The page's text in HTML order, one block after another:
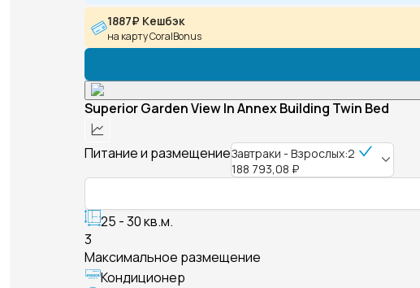
1887₽ Кешбэк
на карту CoralBonus
Superior Garden View In Annex Building Twin Bed
Питание и размещениеЗавтраки - Взрослых:2
188 793,08 ₽
25 - 30 кв.м.
3
Максимальное размещение
Кондиционер